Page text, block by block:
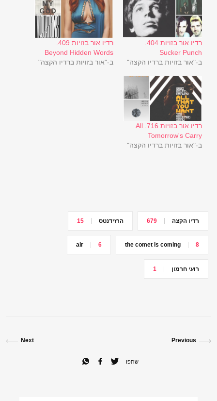
רדיו אור בזויות 404:
Sucker Punch
ב-"אור בזויות ברדיו הקצה"
רדיו אור בזויות 409:
Beyond Hidden Words
ב-"אור בזויות ברדיו הקצה"
רדיו אור בזויות 716: All
Tomorrow's Carry
ב-"אור בזויות ברדיו הקצה"
רדיו הקצה 679 הרזידנטס 15
the comet is coming 8
air 6
רועי חרמון 1
Previous
Next
שתפו